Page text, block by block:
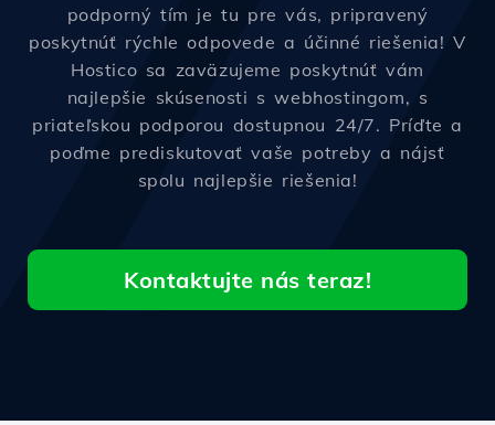
podporný tím je tu pre vás, pripravený
poskytnúť rýchle odpovede a účinné riešenia! V
Hostico sa zaväzujeme poskytnúť vám
najlepšie skúsenosti s webhostingom, s
priateľskou podporou dostupnou 24/7. Príďte a
poďme prediskutovať vaše potreby a nájsť
spolu najlepšie riešenia!
Kontaktujte nás teraz!